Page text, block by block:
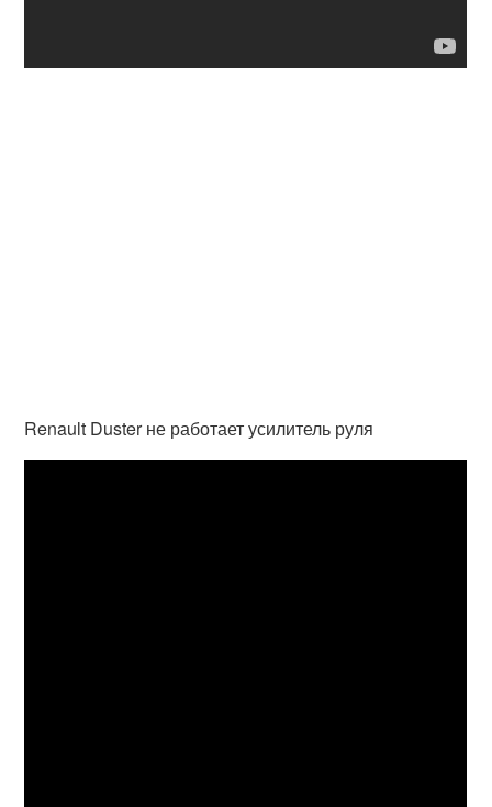
Renault Duster не работает усилитель руля